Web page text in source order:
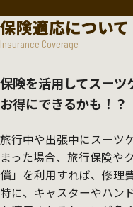
保険適応について
Insurance Coverage
保険を活用してスーツ
お得にできるかも！？
旅行中や出張中にスーツ
まった場合、旅行保険や
償」を利用すれば、修理
特に、キャスターやハン